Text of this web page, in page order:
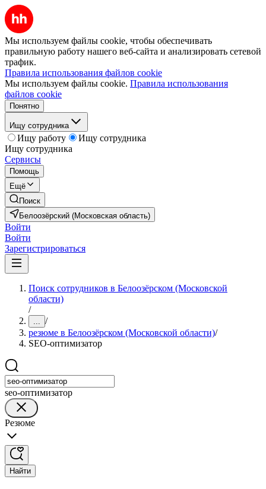
Мы используем файлы cookie, чтобы обеспечивать
правильную работу нашего веб-сайта и анализировать сетевой
трафик.
Правила использования файлов cookie
Мы используем файлы cookie. Правила использования
файлов cookie
Понятно
Ищу сотрудника
Ищу работу
Ищу сотрудника
Ищу сотрудника
Сервисы
Помощь
Ещё
Поиск
Белоозёрский (Московская область)
Войти
Войти
Зарегистрироваться
Поиск сотрудников в Белоозёрском (Московской
области)
/
... /
резюме в Белоозёрском (Московской области)/
SEO-оптимизатор
seo-оптимизатор
Резюме
Найти